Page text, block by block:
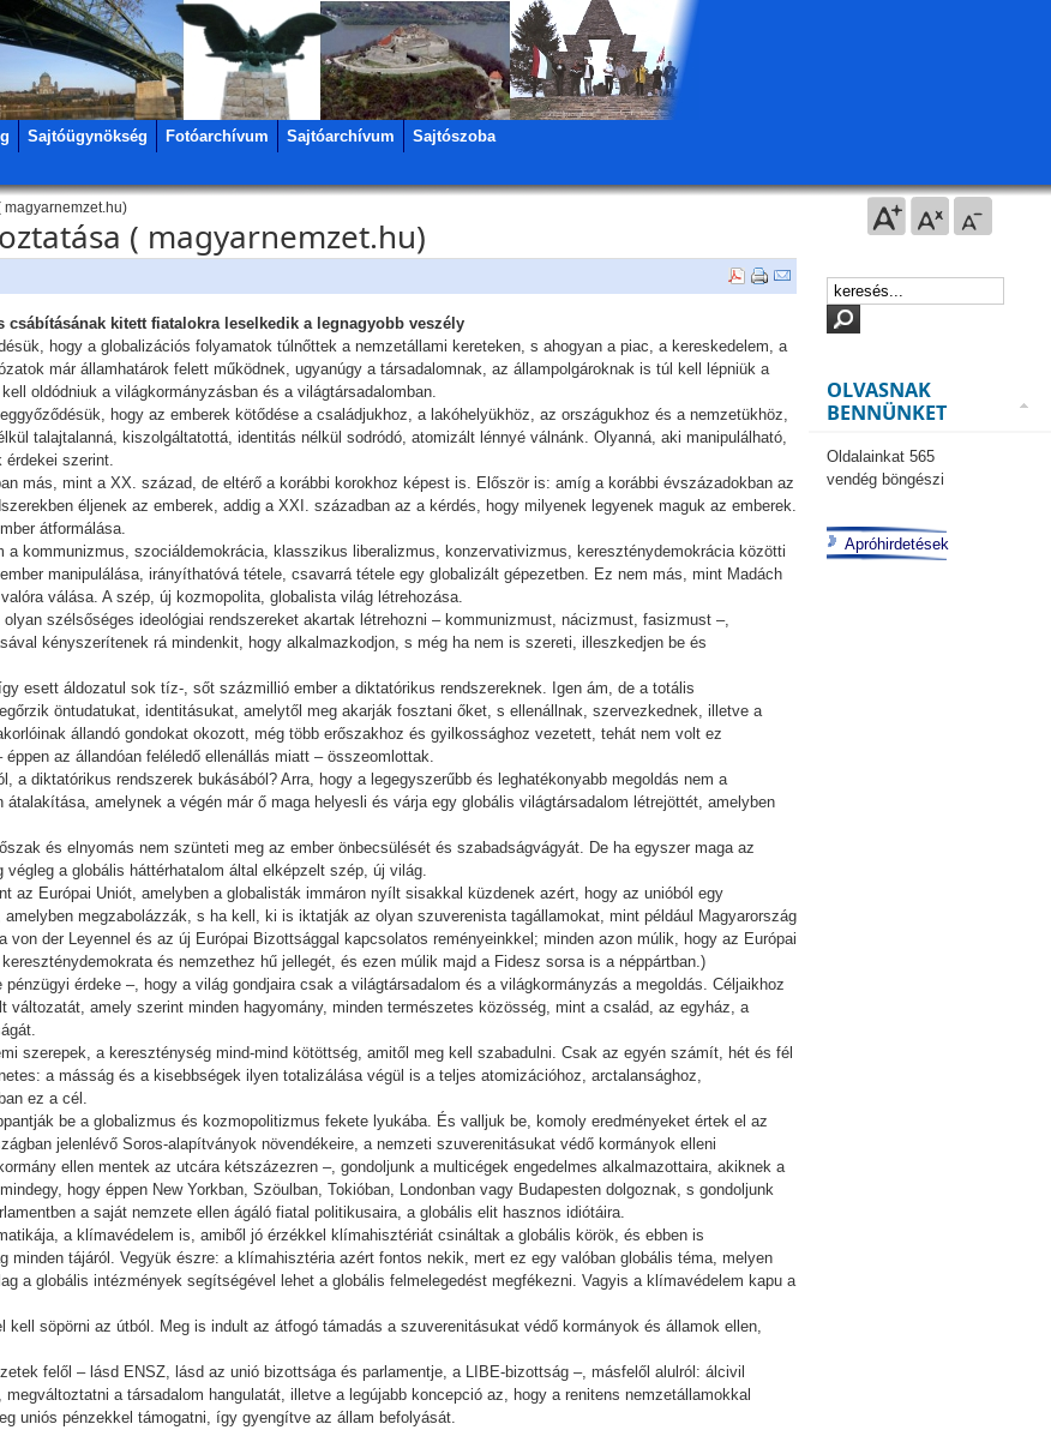
Sajtóügynökség Fotóarchívum Sajtóarchívum
Sajtószoba
magyarnemzet.hu)
( magyarnemzet.hu)
kitett fiatalokra leselkedik a legnagyobb veszély
hogy a globalizációs folyamatok túlnőttek a nemzetállami kereteken, s ahogyan a piac, a kereskedelem, a
már államhatárok felett működnek, ugyanúgy a társadalomnak, az állampolgároknak is túl kell lépniük a
oldódniuk a világkormányzásban és a világtársadalomban.
hogy az emberek kötődése a családjukhoz, a lakóhelyükhöz, az országukhoz és a nemzetükhöz,
talajtalanná, kiszolgáltatottá, identitás nélkül sodródó, atomizált lénnyé válnánk. Olyanná, aki manipulálható,
érdekei szerint.
más, mint a XX. század, de eltérő a korábbi korokhoz képest is. Először is: amíg a korábbi évszázadokban az
éljenek az emberek, addig a XXI. században az a kérdés, hogy milyenek legyenek maguk az emberek.
átformálása.
a kommunizmus, szociáldemokrácia, klasszikus liberalizmus, konzervativizmus, kereszténydemokrácia közötti
manipulálása, irányíthatóvá tétele, csavarrá tétele egy globalizált gépezetben. Ez nem más, mint Madách
válása. A szép, új kozmopolita, globalista világ létrehozása.
szélsőséges ideológiai rendszereket akartak létrehozni – kommunizmust, nácizmust, fasizmust –,
kényszerítenek rá mindenkit, hogy alkalmazkodjon, s még ha nem is szereti, illeszkedjen be és
esett áldozatul sok tíz-, sőt százmillió ember a diktatórikus rendszereknek. Igen ám, de a totális
öntudatukat, identitásukat, amelytől meg akarják fosztani őket, s ellenállnak, szervezkednek, illetve a
állandó gondokat okozott, még több erőszakhoz és gyilkossághoz vezetett, tehát nem volt ez
az állandóan feléledő ellenállás miatt – összeomlottak.
a diktatórikus rendszerek bukásából? Arra, hogy a legegyszerűbb és leghatékonyabb megoldás nem a
amelynek a végén már ő maga helyesli és várja egy globális világtársadalom létrejöttét, amelyben
és elnyomás nem szünteti meg az ember önbecsülését és szabadságvágyát. De ha egyszer maga az
a globális háttérhatalom által elképzelt szép, új világ.
az Európai Uniót, amelyben a globalisták immáron nyílt sisakkal küzdenek azért, hogy az unióból egy
megzabolázzák, s ha kell, ki is iktatják az olyan szuverenista tagállamokat, mint például Magyarország
von der Leyennel és az új Európai Bizottsággal kapcsolatos reményeinkkel; minden azon múlik, hogy az Európai
és nemzethez hű jellegét, és ezen múlik majd a Fidesz sorsa is a néppártban.)
érdeke –, hogy a világ gondjaira csak a világtársadalom és a világkormányzás a megoldás. Céljaikhoz
változatát, amely szerint minden hagyomány, minden természetes közösség, mint a család, az egyház, a
szerepek, a kereszténység mind-mind kötöttség, amitől meg kell szabadulni. Csak az egyén számít, hét és fél
a másság és a kisebbségek ilyen totalizálása végül is a teljes atomizációhoz, arctalansághoz,
ez a cél.
be a globalizmus és kozmopolitizmus fekete lyukába. És valljuk be, komoly eredményeket értek el az
jelenlévő Soros-alapítványok növendékeire, a nemzeti szuverenitásukat védő kormányok elleni
ellen mentek az utcára kétszázezren –, gondoljunk a multicégek engedelmes alkalmazottaira, akiknek a
hogy éppen New Yorkban, Szöulban, Tokióban, Londonban vagy Budapesten dolgoznak, s gondoljunk
a saját nemzete ellen ágáló fiatal politikusaira, a globális elit hasznos idiótáira.
a klímavédelem is, amiből jó érzékkel klímahisztériát csináltak a globális körök, és ebben is
minden tájáról. Vegyük észre: a klímahisztéria azért fontos nekik, mert ez egy valóban globális téma, melyen
a globális intézmények segítségével lehet a globális felmelegedést megfékezni. Vagyis a klímavédelem kapu a
kell söpörni az útból. Meg is indult az átfogó támadás a szuverenitásukat védő kormányok és államok ellen,
felől – lásd ENSZ, lásd az unió bizottsága és parlamentje, a LIBE-bizottság –, másfelől alulról: álcivil
a társadalom hangulatát, illetve a legújabb koncepció az, hogy a renitens nemzetállamokkal
uniós pénzekkel támogatni, így gyengítve az állam befolyását.
OLVASNAK
BENNÜNKET
Oldalainkat 565
vendég böngészi
Apróhirdetések